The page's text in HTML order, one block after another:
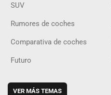
SUV
Rumores de coches
Comparativa de coches
Futuro
VER MÁS TEMAS